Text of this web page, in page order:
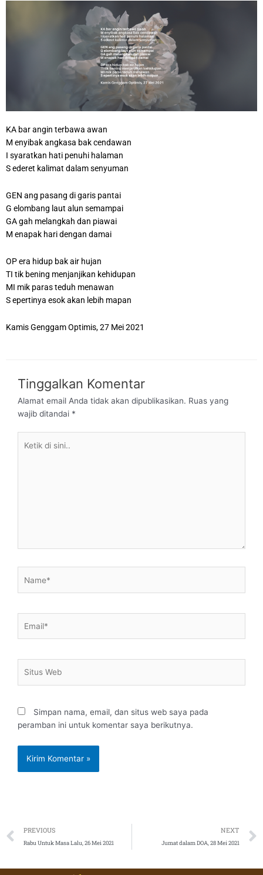
KA bar angin terbawa awan
M enyibak angkasa bak cendawan
I syaratkan hati penuhi halaman
S ederet kalimat dalam senyuman
GEN ang pasang di garis pantai
G elombang laut alun semampai
GA gah melangkah dan piawai
M enapak hari dengan damai
OP era hidup bak air hujan
TI tik bening menjanjikan kehidupan
MI mik paras teduh menawan
S epertinya esok akan lebih mapan
Kamis Genggam Optimis, 27 Mei 2021
Tinggalkan Komentar
Alamat email Anda tidak akan dipublikasikan. Ruas yang
wajib ditandai *
Web
Simpan nama, email, dan situs web saya pada
peramban ini untuk komentar saya berikutnya.
Prev
PREVIOUS
Rabu Untuk Masa Lalu, 26 Mei 2021
NEXT
Jumat dalam DOA, 28 Mei 2021